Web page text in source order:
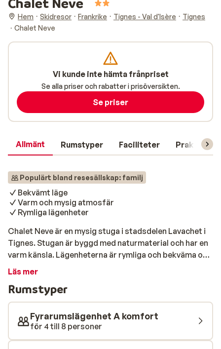
Hem Skidresor Frankrike Tignes - Val d'Isère
Tignes
Chalet Neve
Allmänt Rumstyper Faciliteter Praktisk
Populärt bland resesällskap: familj
Bekvämt läge
Varm och mysig atmosfär
Rymliga lägenheter
Chalet Neve är en mysig stuga i stadsdelen Lavachet i
Tignes. Stugan är byggd med naturmaterial och har en
varm känsla. Lägenheterna är rymliga och bekväma och
erbjuder vacker utsikt över bergen. Chalet ligger bara
och Pâquis. Detta gör att du snabbt kommer upp i
backarna i det snösäkra och moderna skidområdet
Espace Killy. Tignes-Le-Lacs centrum ligger bara 7
minuters promenad bort.
Läs mer
Rumstyper
Fyrarumslägenhet A komfort
för 4 till 8 personer
Vi kunde inte hämta frånpriset
Se alla priser och rabatter i prisöversikten.
Se priser